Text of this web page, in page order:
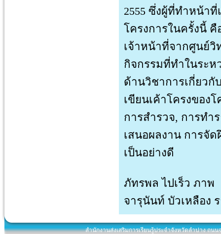
2555 ซึ่งผู้ที่ทำหน้า
โครงการในครั้งนี้
เจ้าหน้าที่จากศูนย์วิ
กิจกรรมที่ทำในระห
ด้านวิชาการเกี่ยวกั
เขียนเค้าโครงของ
การสำรวจ, การทำ
เสนอผลงาน การจั
เป็นอย่างดี
ภัทรพล ไปเร็ว ภาพ
จารุนันท์ บัวเหลือง
สำนักงานส่งเสริมการเรียนรู้ประจำจังหวัดลำปาง ถน